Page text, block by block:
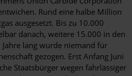
Rund eine halbe Million
ausgesetzt. Bis zu 10.000
danach, weitere 15.000 in den
lang wurde niemand für
gezogen. Erst Anfang Juni
Staatsbürger wegen fahrlässiger